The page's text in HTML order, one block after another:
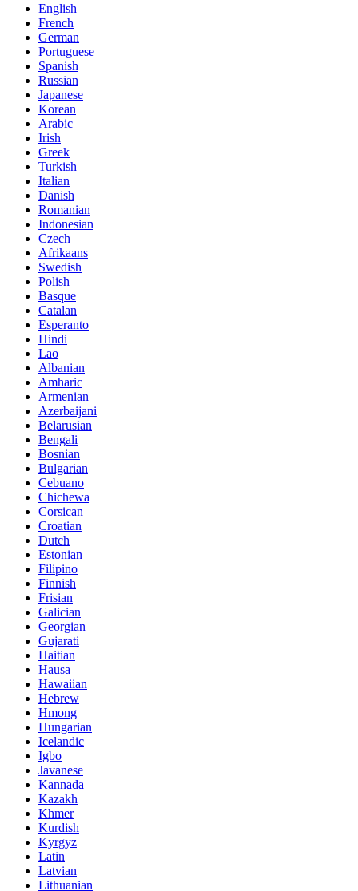
English
French
German
Portuguese
Spanish
Russian
Japanese
Korean
Arabic
Irish
Greek
Turkish
Italian
Danish
Romanian
Indonesian
Czech
Afrikaans
Swedish
Polish
Basque
Catalan
Esperanto
Hindi
Lao
Albanian
Amharic
Armenian
Azerbaijani
Belarusian
Bengali
Bosnian
Bulgarian
Cebuano
Chichewa
Corsican
Croatian
Dutch
Estonian
Filipino
Finnish
Frisian
Galician
Georgian
Gujarati
Haitian
Hausa
Hawaiian
Hebrew
Hmong
Hungarian
Icelandic
Igbo
Javanese
Kannada
Kazakh
Khmer
Kurdish
Kyrgyz
Latin
Latvian
Lithuanian